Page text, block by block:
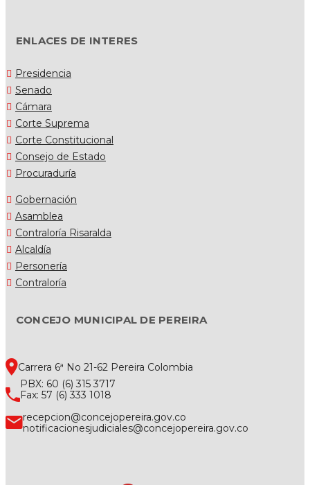
ENLACES DE INTERES
Presidencia
Senado
Cámara
Corte Suprema
Corte Constitucional
Consejo de Estado
Procuraduría
Gobernación
Asamblea
Contraloría Risaralda
Alcaldía
Personería
Contraloría
CONCEJO MUNICIPAL DE PEREIRA
Carrera 6ª No 21-62 Pereira Colombia
PBX: 60 (6) 315 3717
Fax: 57 (6) 333 1018
recepcion@concejopereira.gov.co
notificacionesjudiciales@concejopereira.gov.co